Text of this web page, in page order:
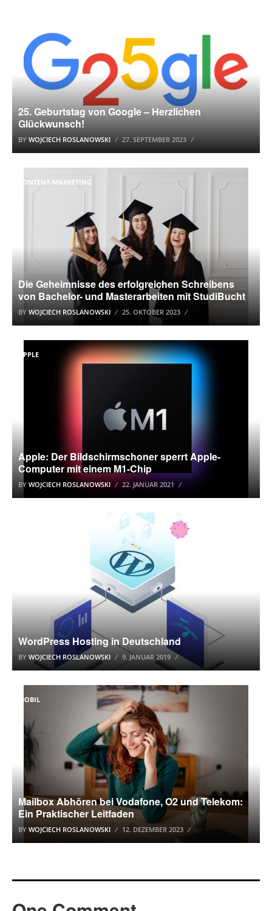
25. Geburtstag von Google – Herzlichen
Glückwunsch!
BY WOJCIECH ROSLANOWSKI 27. SEPTEMBER 2023
CONTENT-MARKETING
Die Geheimnisse des erfolgreichen Schreibens
von Bachelor- und Masterarbeiten mit StudiBucht
BY WOJCIECH ROSLANOWSKI 25. OKTOBER 2023
APPLE
Apple: Der Bildschirmschoner sperrt Apple-
Computer mit einem M1-Chip
BY WOJCIECH ROSLANOWSKI 22. JANUAR 2021
WordPress Hosting in Deutschland
BY WOJCIECH ROSLANOWSKI 9. JANUAR 2019
MOBIL
Mailbox Abhören bei Vodafone, O2 und Telekom:
Ein Praktischer Leitfaden
BY WOJCIECH ROSLANOWSKI 12. DEZEMBER 2023